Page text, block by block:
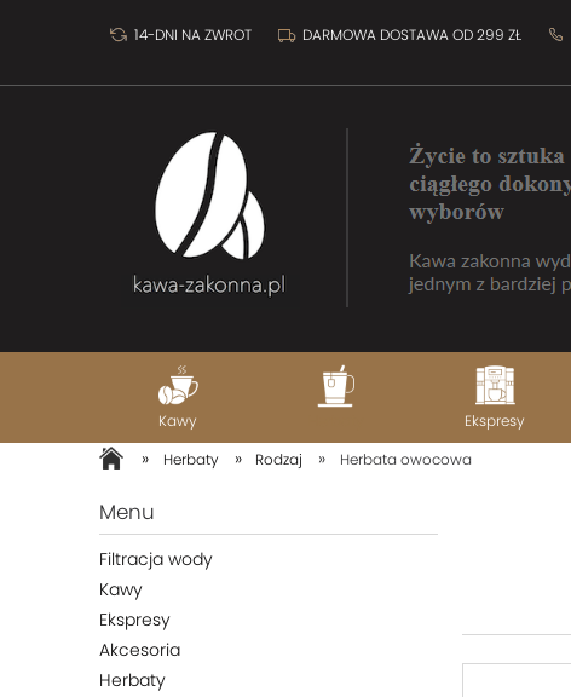
14-DNI NA ZWROT DARMOWA DOSTAWA OD 299 ZŁ
Kawy Ekspresy
» Herbaty » Rodzaj » Herbata owocowa
Menu
Filtracja wody
Kawy
Ekspresy
Akcesoria
Herbaty